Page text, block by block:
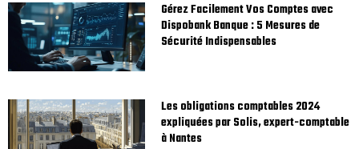
Gérez Facilement Vos Comptes avec
Dispobank Banque : 5 Mesures de
Sécurité Indispensables
Les obligations comptables 2024
expliquées par Solis, expert-comptable
à Nantes